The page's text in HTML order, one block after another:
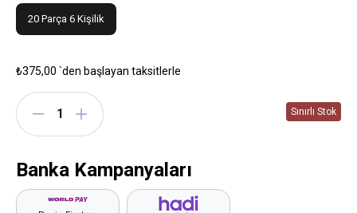
20 Parça 6 Kişilik
₺375,00 `den başlayan taksitlerle
Banka Kampanyaları